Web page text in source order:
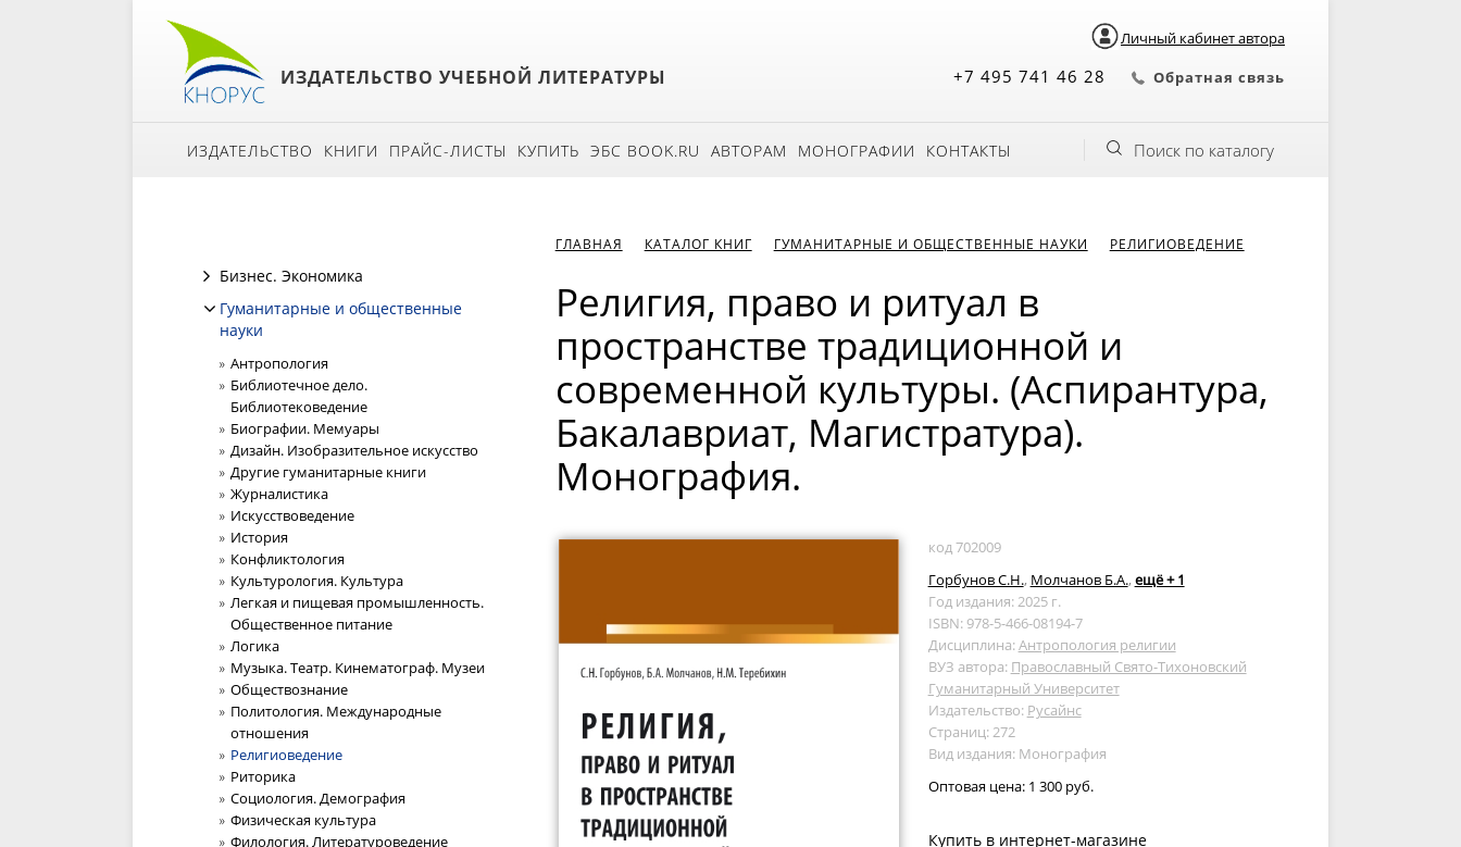
Личный кабинет автора
ИЗДАТЕЛЬСТВО УЧЕБНОЙ ЛИТЕРАТУРЫ +7 495 741 46 28 Обратная связь
ИЗДАТЕЛЬСТВО КНИГИ ПРАЙС-ЛИСТЫ КУПИТЬ ЭБС BOOK.RU АВТОРАМ МОНОГРАФИИ КОНТАКТЫ Поиск по каталогу
Бизнес. Экономика
Гуманитарные и общественные
науки
Антропология
Библиотечное дело.
Библиотековедение
Биографии. Мемуары
Дизайн. Изобразительное искусство
Другие гуманитарные книги
Журналистика
Искусствоведение
История
Конфликтология
Культурология. Культура
Легкая и пищевая промышленность.
Общественное питание
Логика
Музыка. Театр. Кинематограф. Музеи
Обществознание
Политология. Международные
отношения
Религиоведение
Риторика
Социология. Демография
Физическая культура
Филология. Литературоведение
ГЛАВНАЯ КАТАЛОГ КНИГ ГУМАНИТАРНЫЕ И ОБЩЕСТВЕННЫЕ НАУКИ РЕЛИГИОВЕДЕНИЕ
Религия, право и ритуал в
пространстве традиционной и
современной культуры. (Аспирантура,
Бакалавриат, Магистратура).
Монография.
код 702009
Горбунов С.Н., Молчанов Б.А., ещё + 1
Год издания: 2025 г.
ISBN: 978-5-466-08194-7
Дисциплина:Антропология религии
ВУЗ автора: Православный Свято-Тихоновский
Гуманитарный Университет
Издательство: Русайнс
Страниц: 272
Вид издания: Монография
Оптовая цена: 1 300 руб.
Купить в интернет-магазине